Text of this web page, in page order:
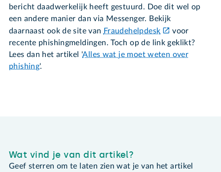
bericht daadwerkelijk heeft gestuurd. Doe dit wel op
een andere manier dan via Messenger. Bekijk
daarnaast ook de site van Fraudehelpdesk
voor
recente phishingmeldingen. Toch op de link geklikt?
Lees dan het artikel 'Alles wat je moet weten over
phishing'.
Wat vind je van dit artikel?
Geef sterren om te laten zien wat je van het artikel